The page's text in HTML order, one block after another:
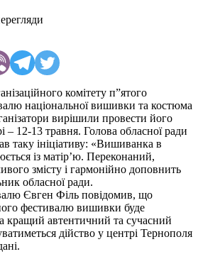
комітету п”ятого
національної вишивки та костюма
вирішили провести його
– 12-13 травня. Голова обласної ради
таку ініціативу: «Вишиванка в
із матір’ю. Переконаний,
змісту і гармонійно доповнить
обласної ради.
Євген Філь повідомив, що
фестивалю вишивки буде
кращий автентичний та сучасний
дійство у центрі Тернополя